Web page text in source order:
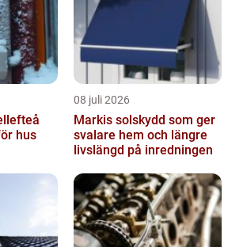
hus
08 juli 2026
Markis solskydd som ger
svalare hem och längre
livslängd på inredningen